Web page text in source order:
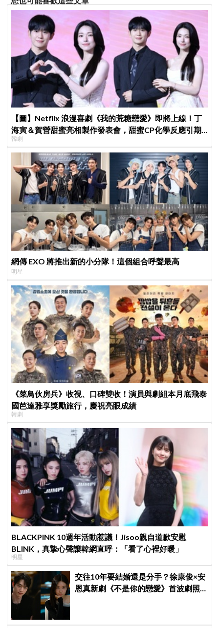
【圖】Netflix 浪漫喜劇《我的荒糖戀愛》即將上線！丁
海寅＆賀營甜蜜亮相製作發表會，甜蜜CP化學反應引期
待
韓劇
網傳 EXO 將推出新的小分隊！這個組合呼聲最高
明星
《菜鳥伙房兵》收視、口碑雙收！演員與劇組本月底飛泰
國芭達雅享獎勵旅行，慶祝亮眼成績
韓劇
BLACKPINK 10週年活動惹議！Jisoo親自道歉安慰
BLINK，真摯心聲讓韓網直呼：「看了心裡好暖」
明星
交往10年要結婚還是分手？徐康俊×安
恩真新劇《不是你的戀愛》首波劇照